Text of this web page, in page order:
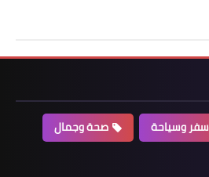
سفر وسياحة
صحة وجمال